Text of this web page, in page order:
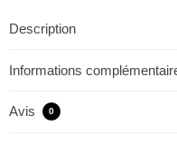
Description
Informations
Avis 0